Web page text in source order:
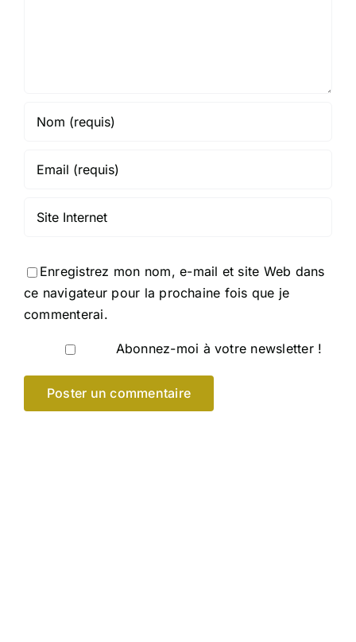
Enregistrez mon nom, e-mail et site Web dans
ce navigateur pour la prochaine fois que je
commenterai.
Abonnez-moi à votre newsletter !